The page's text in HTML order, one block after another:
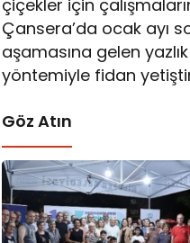
çiçekler için
Çansera’da ocak ayı
aşamasına gelen
yöntemiyle fidan
Göz Atın